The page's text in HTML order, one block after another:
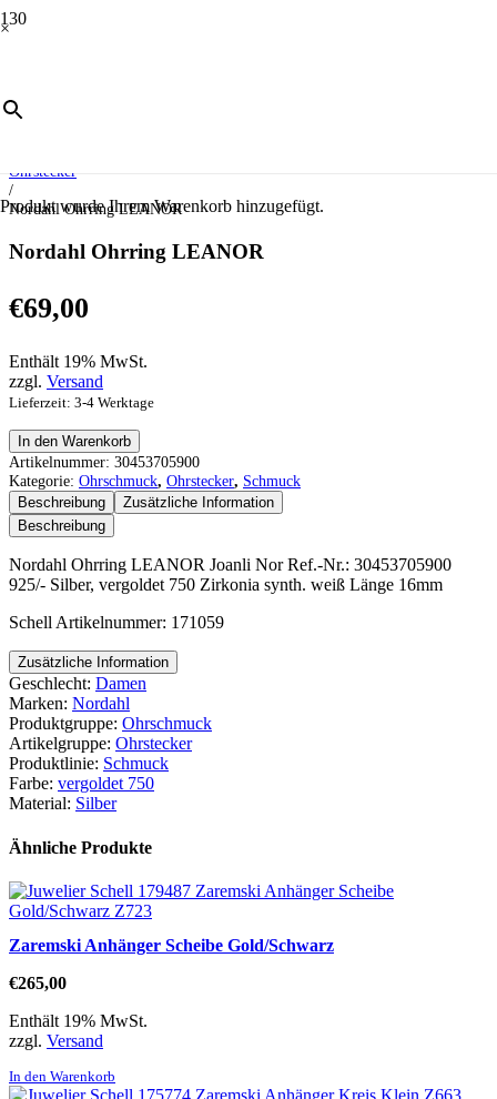
×
Produktwurde Ihrem Warenkorb hinzugefügt.
/
Ohrstecker
/
Nordahl Ohrring LEANOR
Nordahl Ohrring LEANOR
€69,00
Enthält 19% MwSt.
zzgl. Versand
Lieferzeit: 3-4 Werktage
Nordahl
Ohrring
LEANOR
Menge
In den Warenkorb
Artikelnummer: 30453705900
Kategorie: Ohrschmuck, Ohrstecker, Schmuck
Beschreibung
Zusätzliche Information
Beschreibung
Nordahl Ohrring LEANOR Joanli Nor Ref.-Nr.: 30453705900
925/- Silber, vergoldet 750 Zirkonia synth. weiß Länge 16mm
Schell Artikelnummer: 171059
Zusätzliche Information
Geschlecht: Damen
Marken: Nordahl
Produktgruppe: Ohrschmuck
Artikelgruppe: Ohrstecker
Produktlinie: Schmuck
Farbe: vergoldet 750
Material: Silber
Ähnliche Produkte
Zaremski Anhänger Scheibe Gold/Schwarz
€265,00
Enthält 19% MwSt.
zzgl. Versand
In den Warenkorb